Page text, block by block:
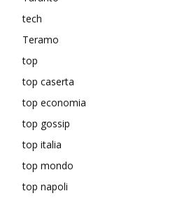
tech
Teramo
top
top caserta
top economia
top gossip
top italia
top mondo
top napoli